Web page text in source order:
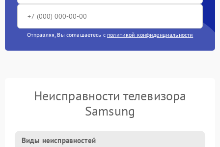
Отправляя, Вы соглашаетесь с политикой конфиденциальности
Неисправности телевизора
Samsung
Виды неисправностей